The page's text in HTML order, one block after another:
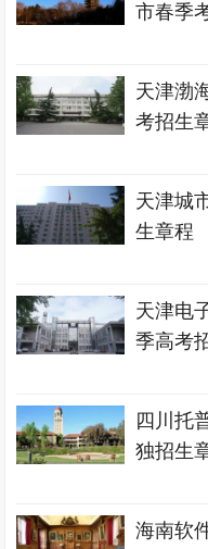
市春季
天津渤
考招生
天津城
生章程
天津电
季高考
四川托
独招生
海南软